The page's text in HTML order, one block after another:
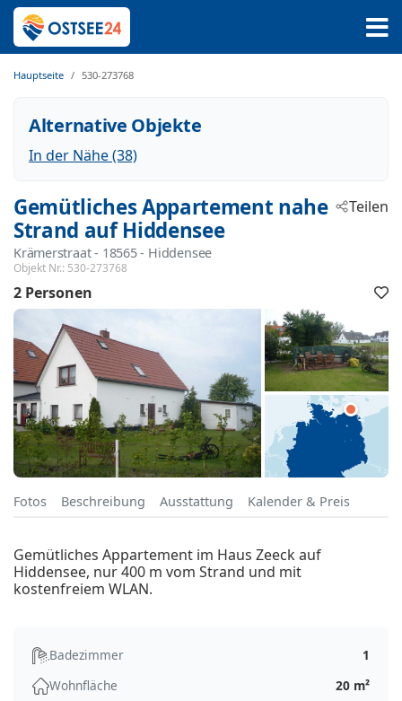
Hauptseite 530-273768
Alternative Objekte
In der Nähe (38)
Gemütliches Appartement nahe
Strand auf Hiddensee
Krämerstraat - 18565 - Hiddensee
Objekt Nr.: 530-273768
Teilen
2 Personen
Fotos Beschreibung Ausstattung Kalender & Preis
Gemütliches Appartement im Haus Zeeck auf
Hiddensee, nur 400 m vom Strand und mit
kostenfreiem WLAN.
Badezimmer
1
Wohnfläche
20 m²